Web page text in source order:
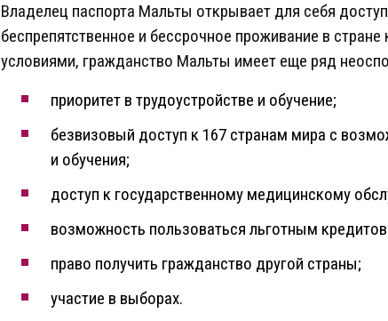
Владелец паспорта Мальты открывает для себя
беспрепятственное и бессрочное проживание в
условиями, гражданство Мальты имеет еще ряд
приоритет в трудоустройстве и обучение;
безвизовый доступ к 167 странам мира с
и обучения;
доступ к государственному медицинскому
возможность пользоваться льготным
право получить гражданство другой страны;
участие в выборах.